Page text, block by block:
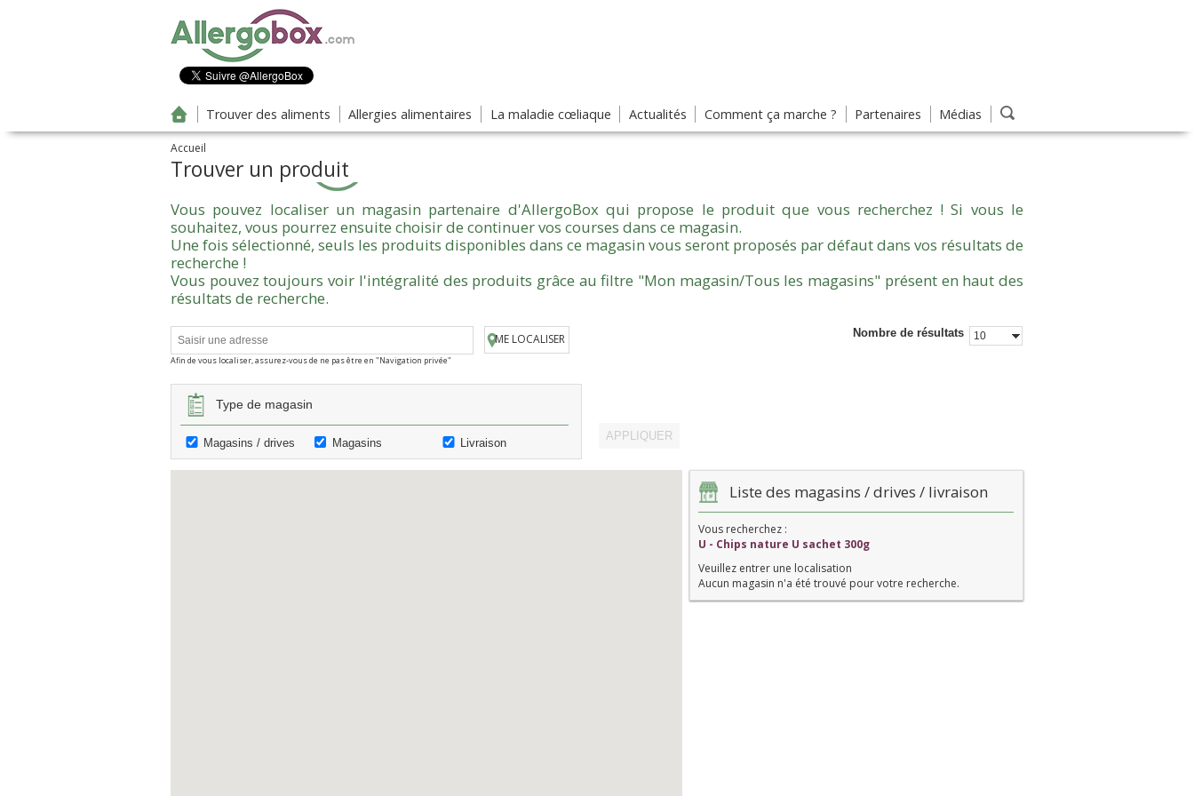
Trouver des aliments Allergies alimentaires La maladie cœliaque Actualités Comment ça marche ? Partenaires Médias
Accueil
Trouver un produit
Vous pouvez localiser un magasin partenaire d'AllergoBox qui propose le produit que vous recherchez ! Si vous le
souhaitez, vous pourrez ensuite choisir de continuer vos courses dans ce magasin.
Une fois sélectionné, seuls les produits disponibles dans ce magasin vous seront proposés par défaut dans vos résultats de
recherche !
Vous pouvez toujours voir l'intégralité des produits grâce au filtre "Mon magasin/Tous les magasins" présent en haut des
résultats de recherche.
Afin de vous localiser, assurez-vous de ne pas être en "Navigation privée"
ME LOCALISER
Type de magasin
Magasins / drives Magasins Livraison
Nombre de résultats 10
Liste des magasins / drives / livraison
Vous recherchez :
U - Chips nature U sachet 300g
Veuillez entrer une localisation
Aucun magasin n'a été trouvé pour votre recherche.